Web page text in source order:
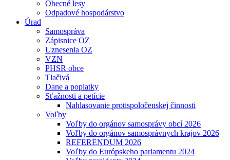
Obecné lesy
Odpadové hospodárstvo
Úrad
Samospráva
Zápisnice OZ
Uznesenia OZ
VZN
PHSR obce
Tlačivá
Dane a poplatky
Sťažnosti a petície
Nahlasovanie protispoločenskej činnosti
Voľby
Voľby do orgánov samosprávy obcí 2026
Voľby do orgánov samosprávnych krajov 2026
REFERENDUM 2026
Voľby do Európskeho parlamentu 2024